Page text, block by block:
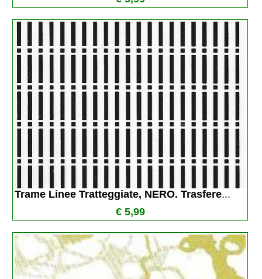
Trame Linee Tratteggiate, NERO. Trasfere...
€ 5,99